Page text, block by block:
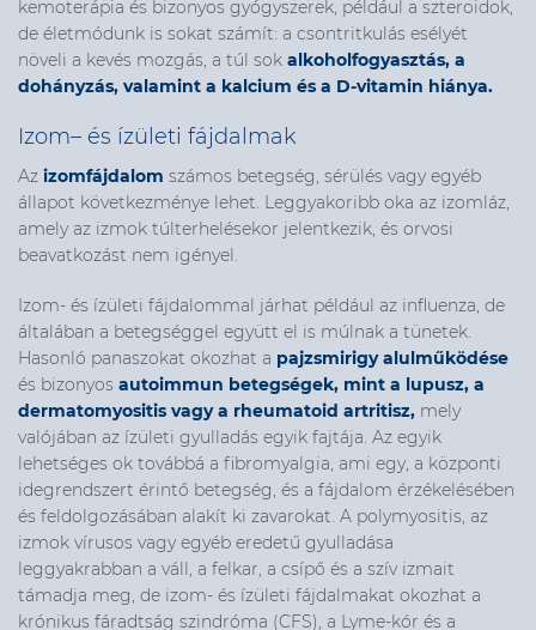
kemoterápia és bizonyos gyógyszerek, például a szteroidok,
de életmódunk is sokat számít: a csontritkulás esélyét
növeli a kevés mozgás, a túl sok alkoholfogyasztás, a
dohányzás, valamint a kalcium és a D-vitamin hiánya.
Izom– és ízületi fájdalmak
Az izomfájdalom számos betegség, sérülés vagy egyéb
állapot következménye lehet. Leggyakoribb oka az izomláz,
amely az izmok túlterhelésekor jelentkezik, és orvosi
beavatkozást nem igényel.
Izom- és ízületi fájdalommal járhat például az influenza, de
általában a betegséggel együtt el is múlnak a tünetek.
Hasonló panaszokat okozhat a pajzsmirigy alulműködése
és bizonyos autoimmun betegségek, mint a lupusz, a
dermatomyositis vagy a rheumatoid artritisz, mely
valójában az ízületi gyulladás egyik fajtája. Az egyik
lehetséges ok továbbá a fibromyalgia, ami egy, a központi
idegrendszert érintő betegség, és a fájdalom érzékelésében
és feldolgozásában alakít ki zavarokat. A polymyositis, az
izmok vírusos vagy egyéb eredetű gyulladása
leggyakrabban a váll, a felkar, a csípő és a szív izmait
támadja meg, de izom- és ízületi fájdalmakat okozhat a
krónikus fáradtság szindróma (CFS), a Lyme-kór és a